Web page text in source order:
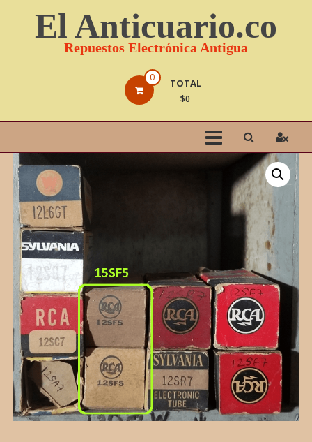
El Anticuario.co
Repuestos Electrónica Antigua
0 TOTAL
$0